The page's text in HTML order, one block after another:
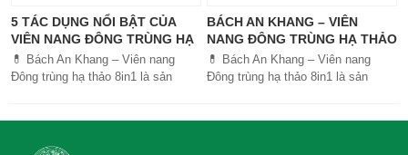
5 TÁC DỤNG NỔI BẬT CỦA
VIÊN NANG ĐÔNG TRÙNG HẠ
THẢO BÁCH AN KHANG
💊 Bách An Khang – Viên nang
Đông trùng hạ thảo 8in1 là sản
tiêu hóa, ngủ ngon, giảm mệt mỏi.
BÁCH AN KHANG – VIÊN
NANG ĐÔNG TRÙNG HẠ THẢO
8IN1: GIẢI PHÁP SỨC KHỎE
TOÀN DIỆN
💊 Bách An Khang – Viên nang
Đông trùng hạ thảo 8in1 là sản